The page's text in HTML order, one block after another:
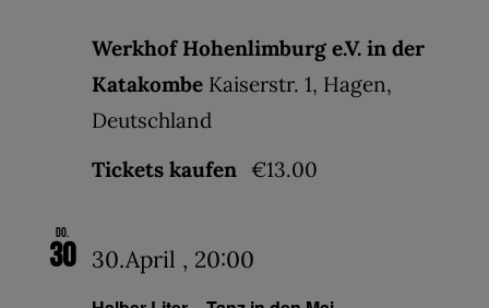
Werkhof Hohenlimburg e.V. in der
Katakombe Kaiserstr. 1, Hagen,
Deutschland
Tickets kaufen €13.00
Do.
30 30.April , 20:00